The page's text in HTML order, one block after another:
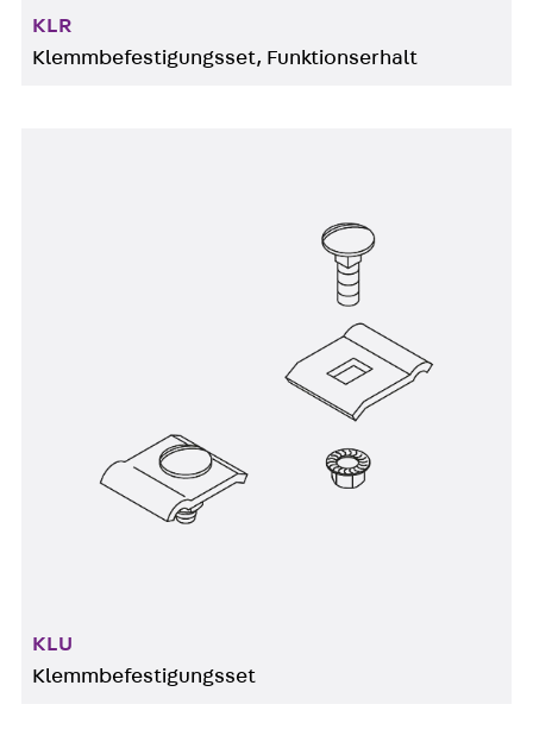
KLR
Klemmbefestigungsset, Funktionserhalt
KLU
Klemmbefestigungsset